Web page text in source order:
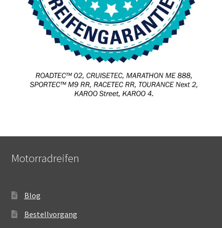
Motorradreifen
Blog
Bestellvorgang